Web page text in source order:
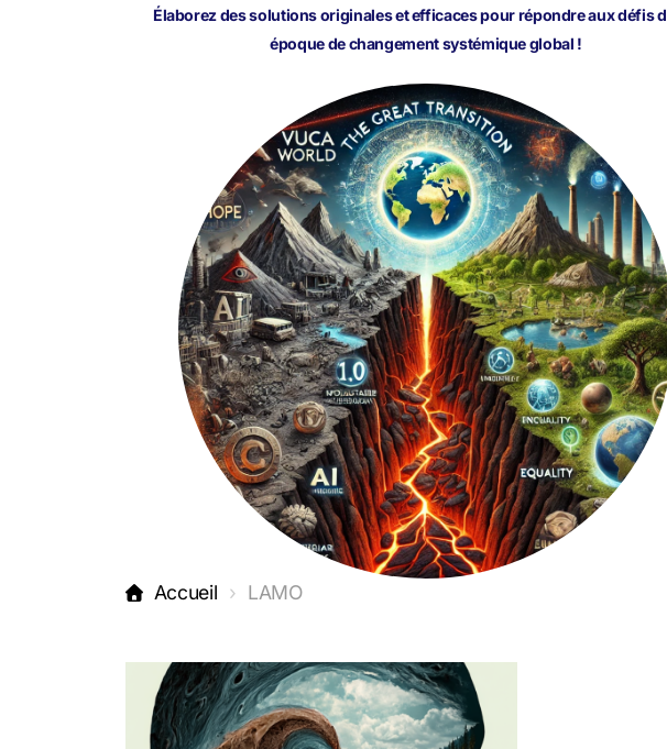
Élaborez des solutions originales et efficaces pour répondre aux défis
époque de changement systémique global !
Accueil LAMO